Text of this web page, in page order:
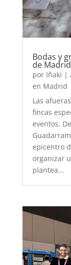
Bodas y
de
por Iñaki |
en Madrid
Las
fincas
eventos.
epicentro
organizar
plantea...